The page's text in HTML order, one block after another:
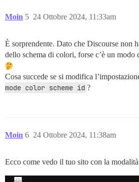
Moin 24 Ottobre 2024, 11:33am
5
È sorprendente. Dato che Discourse non
dello schema di colori, forse c’è un modo
Cosa succede se si modifica
mode color scheme id ?
Moin 24 Ottobre 2024, 11:38am
6
Ecco come vedo il tuo sito con la modalità